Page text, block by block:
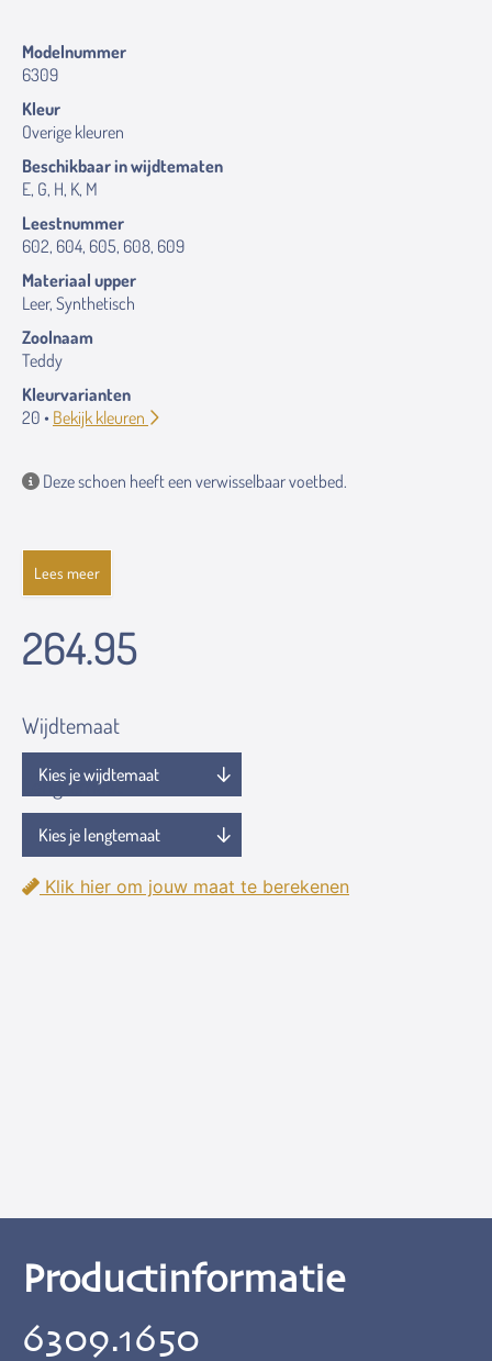
Modelnummer
6309
Kleur
Overige kleuren
Beschikbaar in wijdtematen
E, G, H, K, M
Leestnummer
602, 604, 605, 608, 609
Materiaal upper
Leer, Synthetisch
Zoolnaam
Teddy
Kleurvarianten
20 • Bekijk kleuren
Deze schoen heeft een verwisselbaar voetbed.
Lees meer
264.95
Wijdtemaat
Lengtemaat
Klik hier om jouw maat te berekenen
Productinformatie
6309.1650